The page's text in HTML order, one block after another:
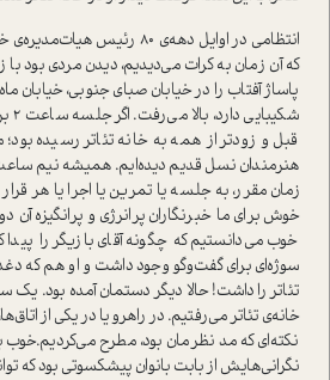
انتظامی در اوایل دهه‌ی 80 رئیس
که آن زمان به کرات می‌دیدیم، دیدن مردی بود با
پاساژ آفتاب را در خیابان صبای جنوبی، خیابان
قبل و زودتر از همه به خانه تئاتر رسیده
هنرمندان نسل قدیم دیده‌ایم. همیشه نیم
زمان مقرر، به جلسه یا تمرین یا اجرا یا هر
خوش برای ما خبرنگاران پرانرژی و پرانگیزه آن
خوب می‌دانستیم که چگونه آقای بازیگر را
سوژه‌ای برای گفت‌وگو وجود داشت و او هم که
تئاتر را داشت! حالا دیگر دستمان آمده بود.
خانه‌ی تئاتر می‌رفتیم. در راهرو یا در یکی از
نکته‌ای که مد نظرمان بود، مطرح می‌کردیم.خوب
نگرانی‌‌هایش از بابت بانوان پیشکسوتی بود که